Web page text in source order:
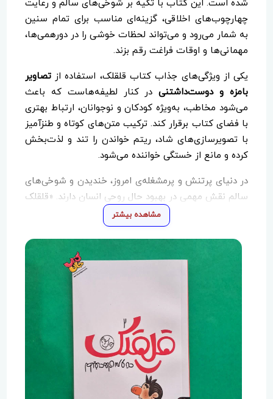
شده است. این کتاب با تکیه بر شوخی‌های سالم و رعایت
چهارچوب‌های اخلاقی، گزینه‌ای مناسب برای تمام سنین
به شمار می‌رود و می‌تواند لحظات خوشی را در دورهمی‌ها،
مهمانی‌ها و اوقات فراغت رقم بزند.
یکی از ویژگی‌های جذاب کتاب قلقلک، استفاده ازتصاویر
بامزه و دوست‌داشتنیدر کنار لطیفه‌هاست که باعث
می‌شود مخاطب، به‌ویژه کودکان و نوجوانان، ارتباط بهتری
با فضای کتاب برقرار کند. ترکیب متن‌های کوتاه و طنزآمیز
با تصویرسازی‌های شاد، ریتم خواندن را تند و لذت‌بخش
کرده و مانع از خستگی خواننده می‌شود.
در دنیای پرتنش و پرمشغله‌ی امروز، خندیدن و شوخی‌های
سالم نقش مهمی در بهبود حال روحی انسان دارند. «قلقلک
۱: لطیفه‌های سروته» دقیقاً با همین رویکرد تهیه شده و
تلاش می‌کند با طنزی ساده و قابل فهم، لبخند را به
چهره‌ی مخاطب بیاورد. این کتاب نه‌تنها برای استفاده‌ی
فردی مناسب است، بلکه می‌تواند به‌عنوان یک سرگرمی
جمعی، فضای صمیمانه‌تری در میان خانواده و دوستان
مجموعه کتاب‌های قلقلک، با تمرکز بر لطیفه‌های کوتاه،
شاد و اخلاق‌محور، انتخابی ایده‌آل برای کسانی است که به
دنبال کتابی سبک، سرگرم‌کننده و مناسب برای همه‌ی
موقعیت‌ها هستند. «لطیفه‌های سروته» نیز به‌عنوان جلد
اول این مجموعه، آغازگر مسیری شاد و پرخنده برای
مشاهده بیشتر